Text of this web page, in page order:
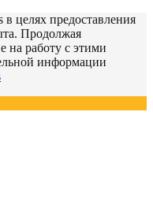
целях предоставления
Продолжая
на работу с этими
информации